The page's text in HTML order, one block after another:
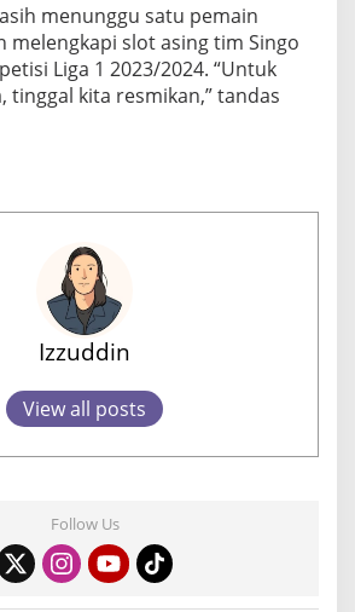
menunggu satu pemain
melengkapi slot asing tim Singo
Liga 1 2023/2024. “Untuk
tinggal kita resmikan,” tandas
Izzuddin
View all posts
Follow Us